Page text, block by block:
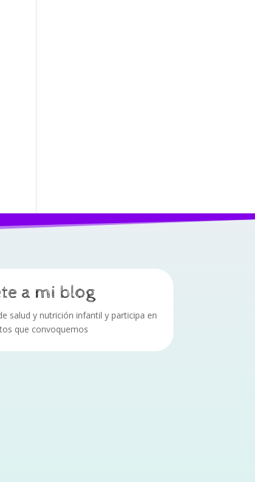
a mi blog
salud y nutrición infantil y participa en
que convoquemos